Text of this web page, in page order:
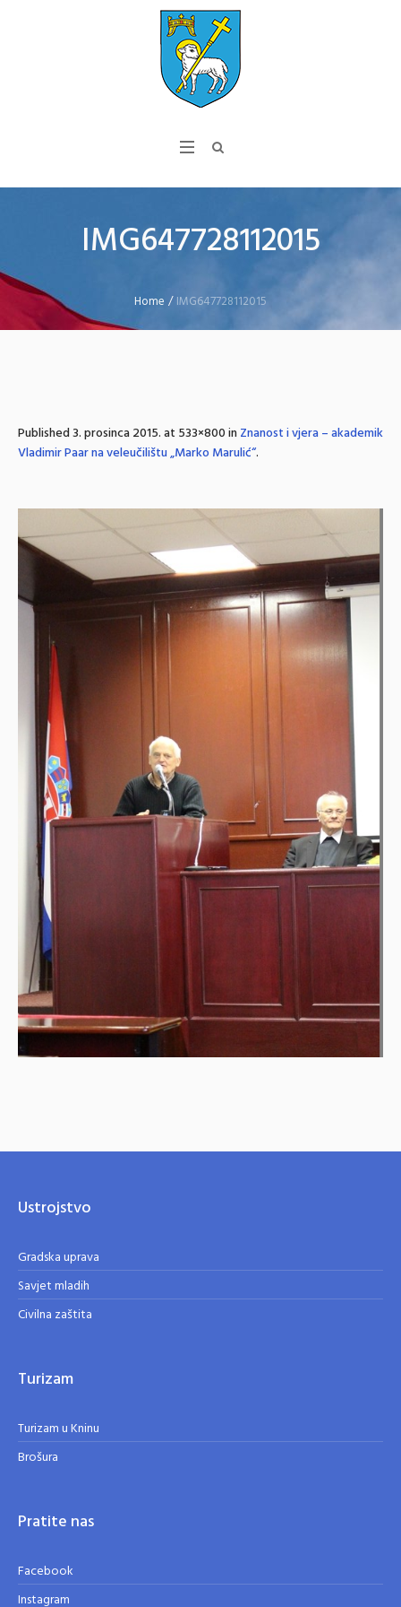
IMG647728112015
Home /IMG647728112015
Published3. prosinca 2015.at 533×800 inZnanost i vjera – akademik
Vladimir Paar na veleučilištu „Marko Marulić“.
Ustrojstvo
Gradska uprava
Savjet mladih
Civilna zaštita
Turizam
Turizam u Kninu
Brošura
Pratite nas
Facebook
Instagram